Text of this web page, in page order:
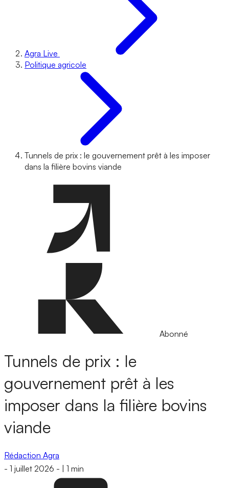
Agra Live
Politique agricole
Tunnels de prix : le gouvernement prêt à les imposer
dans la filière bovins viande
Abonné
Tunnels de prix : le
gouvernement prêt à les
imposer dans la filière bovins
viande
Rédaction Agra
- 1 juillet 2026 - 1 min